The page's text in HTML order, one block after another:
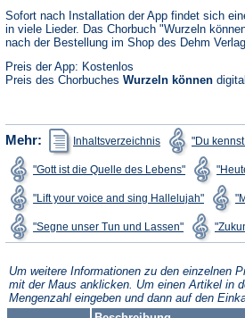
Sofort nach Installation der App findet sich
in viele Lieder. Das Chorbuch "Wurzeln
nach der Bestellung im Shop des Dehm
Preis der App: Kostenlos
Preis des Chorbuches Wurzeln können
Mehr: Inhaltsverzeichnis
(Öffnet
in
einem
neuen
"Du
"Gott ist die Quelle des Lebens"
(Öffnet
in
einem
neuen
Tab)
"Lift your voice and sing Hallelujah"
(Öffnet
in
einem
neuen
Tab)
"Segne unser Tun und Lassen"
(Öffnet
in
einem
Tab)
Um weitere Informationen zu den einzelnen
mit der Maus anklicken. Um einen Artikel in
Mengenzahl eingeben und dann auf den